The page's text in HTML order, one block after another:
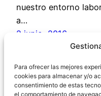
Para ofrecer las mejores
cookies para almacenar y/o
consentimiento de estas
el comportamiento de
nuestro entorno
a…
2 junio, 2016